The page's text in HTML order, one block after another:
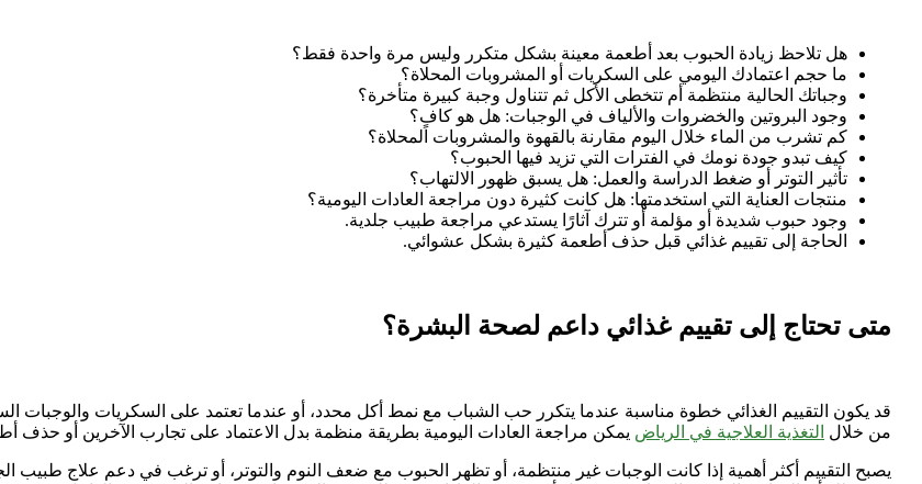
هل تلاحظ زيادة الحبوب بعد أطعمة معينة بشكل متكرر وليس مرة واحدة فقط؟
ما حجم اعتمادك اليومي على السكريات أو المشروبات المحلاة؟
وجباتك الحالية منتظمة أم تتخطى الأكل ثم تتناول وجبة كبيرة متأخرة؟
وجود البروتين والخضروات والألياف في الوجبات: هل هو كافٍ؟
كم تشرب من الماء خلال اليوم مقارنة بالقهوة والمشروبات المحلاة؟
كيف تبدو جودة نومك في الفترات التي تزيد فيها الحبوب؟
تأثير التوتر أو ضغط الدراسة والعمل: هل يسبق ظهور الالتهاب؟
منتجات العناية التي استخدمتها: هل كانت كثيرة دون مراجعة العادات اليومية؟
وجود حبوب شديدة أو مؤلمة أو تترك آثارًا يستدعي مراجعة طبيب جلدية.
الحاجة إلى تقييم غذائي قبل حذف أطعمة كثيرة بشكل عشوائي.
متى تحتاج إلى تقييم غذائي داعم لصحة البشرة؟
قد يكون التقييم الغذائي خطوة مناسبة عندما يتكرر حب الشباب مع نمط أكل محدد، أو عندما تعتمد على السكريات والوجبات
من خلال التغذية العلاجية في الرياض يمكن مراجعة العادات اليومية بطريقة منظمة بدل الاعتماد على تجارب الآخرين أو
يصبح التقييم أكثر أهمية إذا كانت الوجبات غير منتظمة، أو تظهر الحبوب مع ضعف النوم والتوتر، أو ترغب في دعم علاج طبيب